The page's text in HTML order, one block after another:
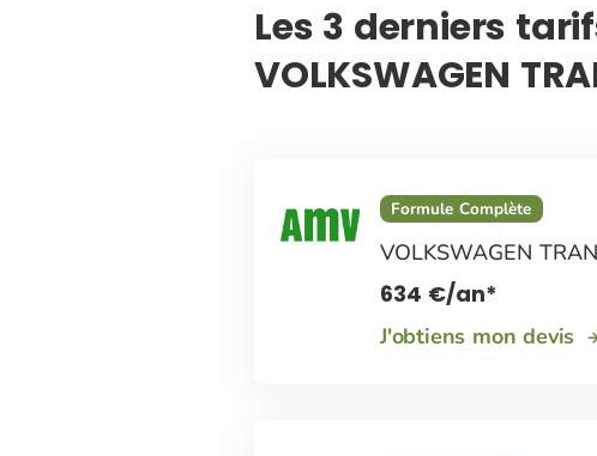
Les 3 derniers
VOLKSWAGEN
Formule Complète
VOLKSWAGEN
634 €/an*
J'obtiens mon devis